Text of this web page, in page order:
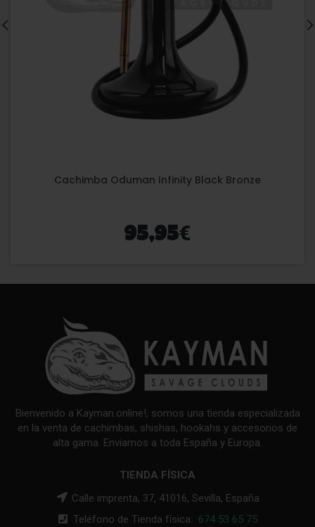
Cachimba Oduman Infinity Black Bronze
95,95€
Bienvenido a Kayman.online!, somos una tienda especializada
en la venta de cachimbas, shishas, hookahs y accesorios de
alta gama. Enviamos a toda España y Europa.
TIENDA FÍSICA
Calle imprenta, 37, 41016, Sevilla, España
Teléfono de Tienda física: 674 53 65 75